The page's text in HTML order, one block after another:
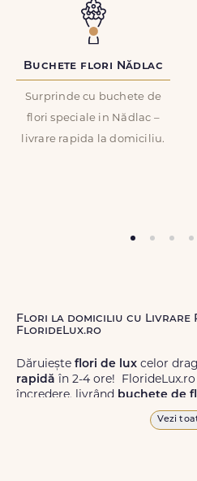
Buchete flori Nădlac
Surprinde cu buchete de
flori speciale in Nădlac –
livrare rapida la domiciliu.
Flori la domiciliu cu Livrare
FlorideLux.ro
Dăruiește flori de lux celor
rapidă în 2-4 ore! FlorideLux.ro
încredere, livrând buchete de
de calitate superioară în
Vezi